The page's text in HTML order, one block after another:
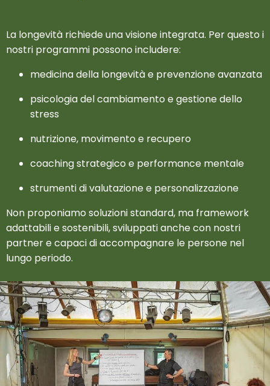
La longevità richiede una visione integrata. Per questo i
nostri programmi possono includere:
medicina della longevità e prevenzione avanzata
psicologia del cambiamento e gestione dello
stress
nutrizione, movimento e recupero
coaching strategico e performance mentale
strumenti di valutazione e personalizzazione
Non proponiamo soluzioni standard, ma framework
adattabili e sostenibili, sviluppati anche con nostri
partner e capaci di accompagnare le persone nel
lungo periodo.